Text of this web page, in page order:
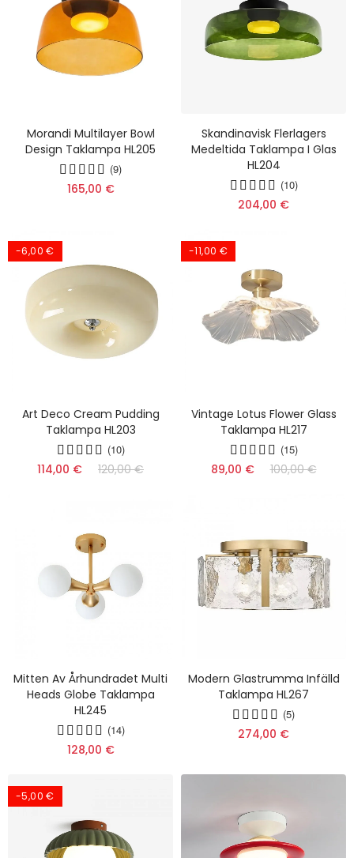
Morandi Multilayer Bowl
Design Taklampa HL205
(9)
165,00 €
Skandinavisk Flerlagers
Medeltida Taklampa I Glas
HL204
(10)
204,00 €
-6,00 €
Art Deco Cream Pudding
Taklampa HL203
(10)
114,00 € 120,00 €
-11,00 €
Vintage Lotus Flower Glass
Taklampa HL217
(15)
89,00 € 100,00 €
Mitten Av Århundradet Multi
Heads Globe Taklampa
HL245
(14)
128,00 €
Modern Glastrumma Infälld
Taklampa HL267
(5)
274,00 €
-5,00 €